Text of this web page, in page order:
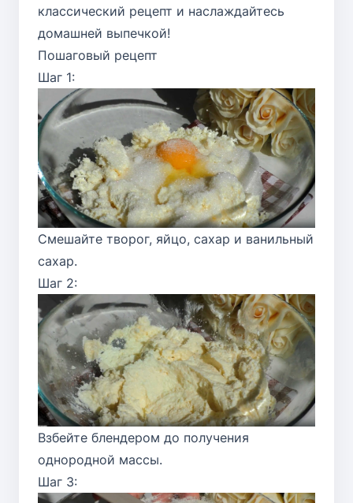
классический рецепт и наслаждайтесь
домашней выпечкой!
Пошаговый рецепт
Шаг 1:
Смешайте творог, яйцо, сахар и ванильный
сахар.
Шаг 2:
Взбейте блендером до получения
однородной массы.
Шаг 3: